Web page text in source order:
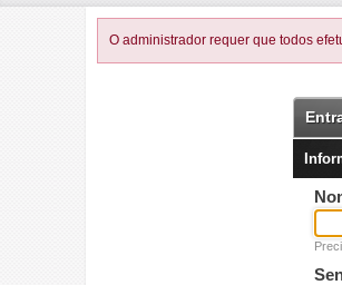
O administrador requer que todos